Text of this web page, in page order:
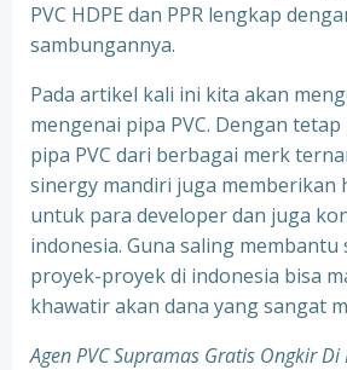
PVC HDPE dan PPR lengkap
sambungannya.
Pada artikel kali ini kita akan
mengenai pipa PVC. Dengan
pipa PVC dari berbagai merk
sinergy mandiri juga memberikan
untuk para developer dan juga
indonesia. Guna saling
proyek-proyek di indonesia bisa
khawatir akan dana yang sangat
Agen PVC Supramas Gratis Ongkir